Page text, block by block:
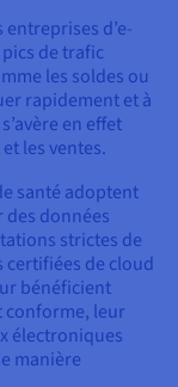
entreprises d’e-
de trafic
les soldes ou
rapidement et à
en effet
les ventes.
santé adoptent
des données
strictes de
certifiées de cloud
bénéficient
conforme, leur
électroniques
manière